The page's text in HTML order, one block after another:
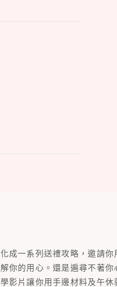
成一系列送禮攻略，邀請你
你的用心。還是遍尋不著你
影片讓你用手邊材料及午休